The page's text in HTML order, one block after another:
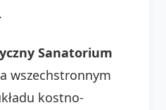
Sanatorium
wszechstronnym
kostno-